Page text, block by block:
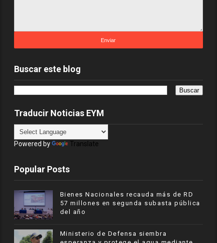
Buscar este blog
Traducir Noticias EYM
Powered by Translate
Popular Posts
Bienes Nacionales recauda más de RD
57 millones en segunda subasta pública
del año
Ministerio de Defensa siembra